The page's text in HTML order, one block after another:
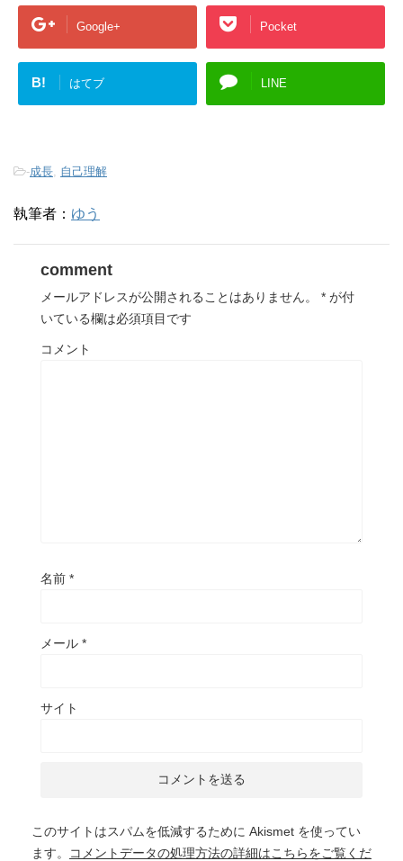
Google+ Pocket
B! はてブ LINE
-成長 自己理解
執筆者： ゆう
comment
メールアドレスが公開されることはありません。 * が付
いている欄は必須項目です
コメント
名前 *
メール *
サイト
このサイトはスパムを低減するために Akismet を使ってい
ます。
コメントデータの処理方法の詳細はこちらをご覧くだ